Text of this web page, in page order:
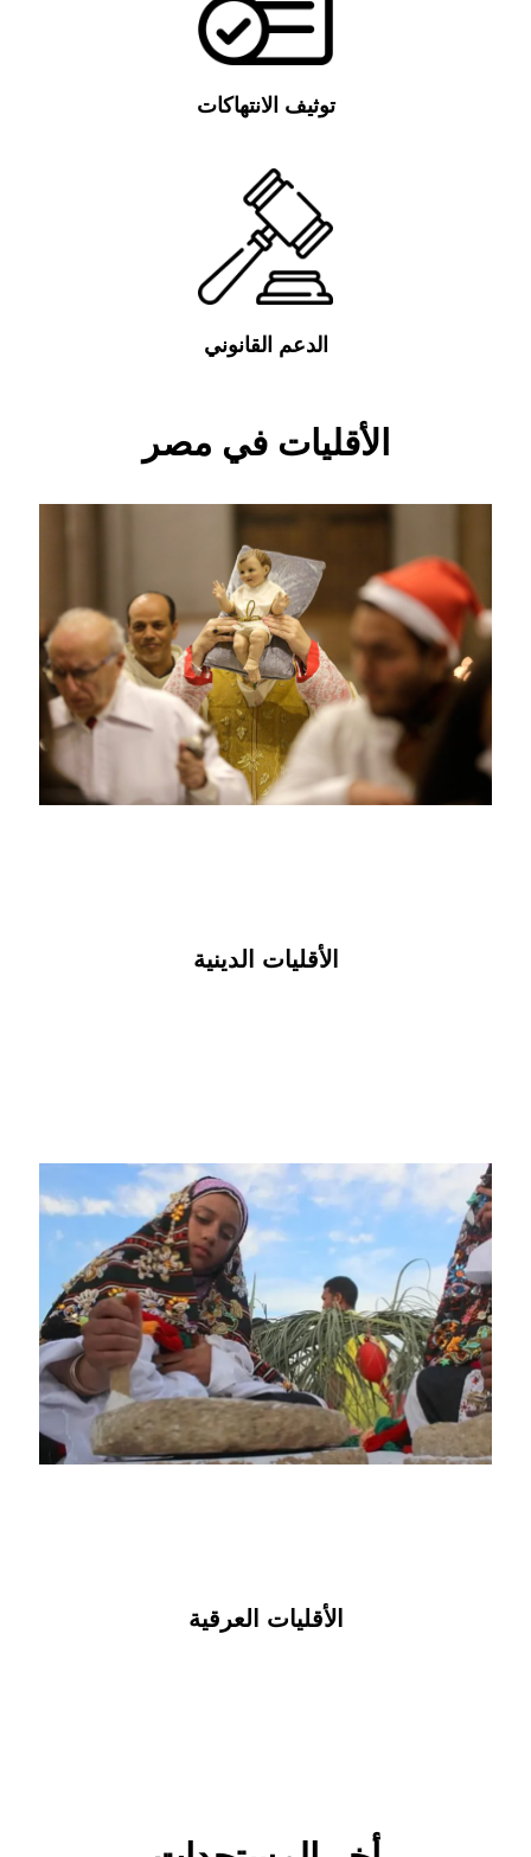
توثيف الانتهاكات
الدعم القانوني
الأقليات في مصر
الأقليات الدينية
الأقليات الدينية
تنقسم الاقليات الدينية المصرية الي اقليات دينية
معترف بها و اقليات دينية غير معترف بها. يمكن تعريف
مصطلح الاعتراف هنا بأنه اعتراف رسمي من الدولة
بوجود هذا الدين داخل المجتمع المصري
المزيد
الأقليات العرقية
الأقليات العرقية
تتضمن هذه الأقليات النوبيين والبدو والأمازيغ والغجر
والبجة
المزيد